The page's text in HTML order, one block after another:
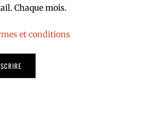
Chaque mois.
et conditions